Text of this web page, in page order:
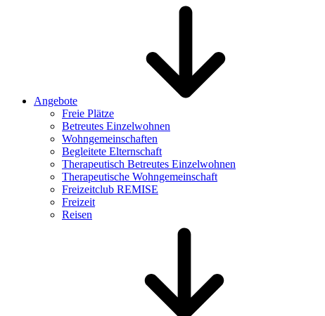
Angebote
Freie Plätze
Betreutes Einzelwohnen
Wohngemeinschaften
Begleitete Elternschaft
Therapeutisch Betreutes Einzelwohnen
Therapeutische Wohngemeinschaft
Freizeitclub REMISE
Freizeit
Reisen